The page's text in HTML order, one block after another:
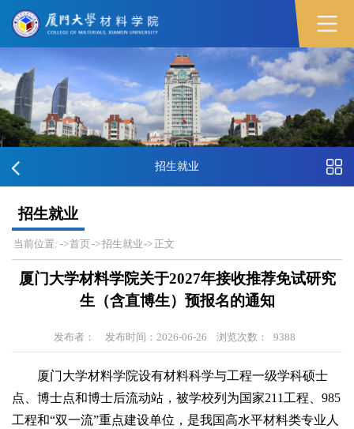
招生就业
招生就业
当前位置: ->首页 ->招生就业-> 正文
厦门大学材料学院关于2027年接收推荐免试研究
生（含直博生）预报名的通知
发布者： 发布时间：2026-06-26 浏览次数： 9388
厦门大学材料学院设有材料科学与工程一级学科硕士
点、博士点和博士后流动站，被学校列为国家211工程、985
工程和“双一流”重点建设单位，是我国高水平材料类专业人